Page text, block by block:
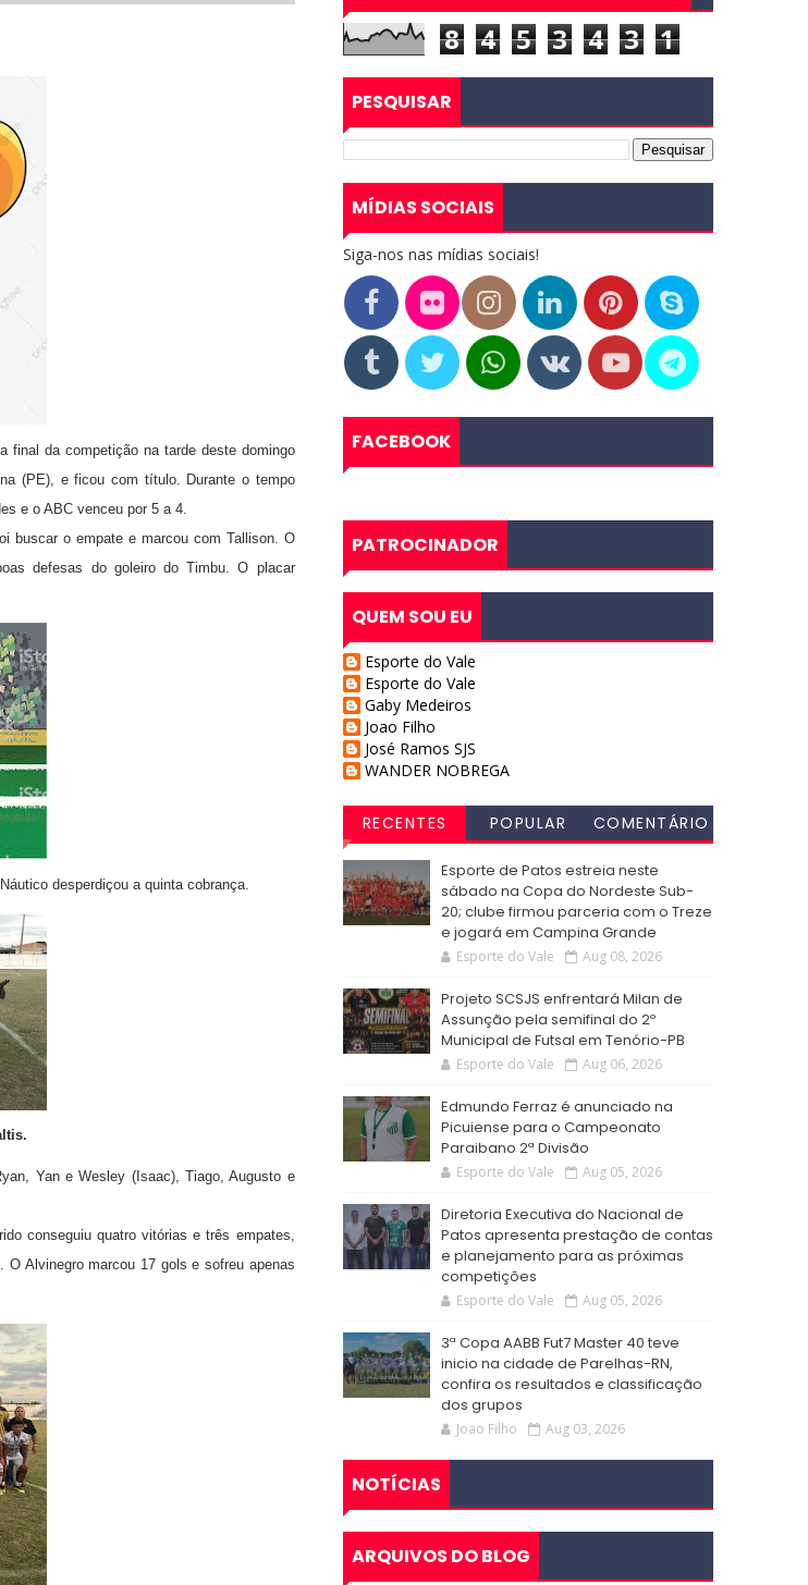
final da competição na tarde deste domingo
(PE), e ficou com título. Durante o tempo
e o ABC venceu por 5 a 4.
buscar o empate e marcou com Tallison. O
defesas do goleiro do Timbu. O placar
desperdiçou a quinta cobrança.
Yan e Wesley (Isaac), Tiago, Augusto e
conseguiu quatro vitórias e três empates,
Alvinegro marcou 17 gols e sofreu apenas
8 4 5 3 4 3 1
PESQUISAR
MÍDIAS SOCIAIS
Siga-nos nas mídias sociais!
FACEBOOK
PATROCINADOR
QUEM SOU EU
Esporte do Vale
Esporte do Vale
Gaby Medeiros
Joao Filho
José Ramos SJS
WANDER NOBREGA
RECENTES POPULAR
COMENTÁRIO
Esporte de Patos estreia neste
sábado na Copa do Nordeste Sub-
20; clube firmou parceria com o Treze
e jogará em Campina Grande
Esporte do Vale Aug 08, 2026
Projeto SCSJS enfrentará Milan de
Assunção pela semifinal do 2º
Municipal de Futsal em Tenório-PB
Esporte do Vale Aug 06, 2026
Edmundo Ferraz é anunciado na
Picuiense para o Campeonato
Paraibano 2ª Divisão
Esporte do Vale Aug 05, 2026
Diretoria Executiva do Nacional de
Patos apresenta prestação de contas
e planejamento para as próximas
competições
Esporte do Vale Aug 05, 2026
3ª Copa AABB Fut7 Master 40 teve
inicio na cidade de Parelhas-RN,
confira os resultados e classificação
dos grupos
Joao Filho Aug 03, 2026
NOTÍCIAS
ARQUIVOS DO BLOG